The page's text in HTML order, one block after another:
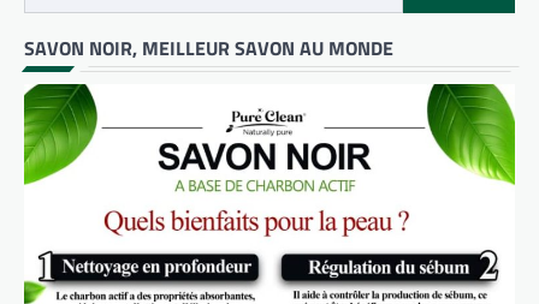
SAVON NOIR, MEILLEUR SAVON AU MONDE